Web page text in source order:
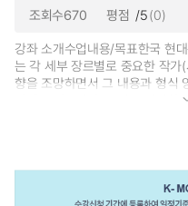
조회수670 평점 /5(0)
강좌 소개수업내용/목표한국 현
는 각 세부 장르별로 중요한 작
향을 조망하면서 그 내용과 형식
과제로 대두된다. 그리고 이러한